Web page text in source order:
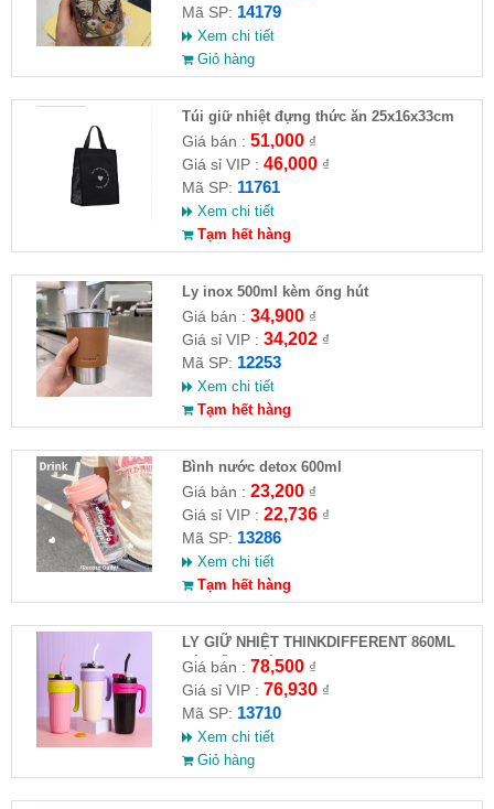
Mã SP: 14179
Xem chi tiết
Giỏ hàng
Túi giữ nhiệt đựng thức ăn 25x16x33cm
Giá bán : 51,000₫
Giá sỉ VIP : 46,000₫
Mã SP: 11761
Xem chi tiết
Tạm hết hàng
Ly inox 500ml kèm ống hút
Giá bán : 34,900₫
Giá sỉ VIP : 34,202₫
Mã SP: 12253
Xem chi tiết
Tạm hết hàng
Bình nước detox 600ml
Giá bán : 23,200₫
Giá sỉ VIP : 22,736₫
Mã SP: 13286
Xem chi tiết
Tạm hết hàng
LY GIỮ NHIỆT THINKDIFFERENT 860ML
KÈM ỐNG HÚT
Giá bán : 78,500₫
Giá sỉ VIP : 76,930₫
Mã SP: 13710
Xem chi tiết
Giỏ hàng